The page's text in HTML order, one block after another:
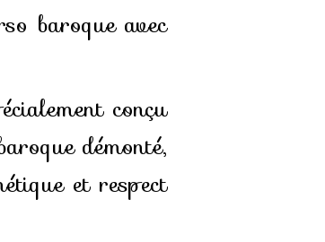
baroque avec
conçu
démonté,
et respect